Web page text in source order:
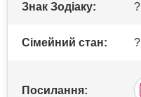
Знак Зодіаку: ?
Сімейний стан: ?
Посилання: